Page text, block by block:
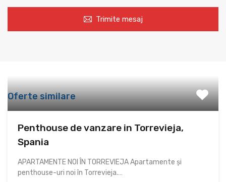
Trimite mesaj
Oferte similare
Penthouse de vanzare in Torrevieja,
Spania
APARTAMENTE NOI ÎN TORREVIEJA Apartamente și
penthouse-uri noi în Torrevieja.…